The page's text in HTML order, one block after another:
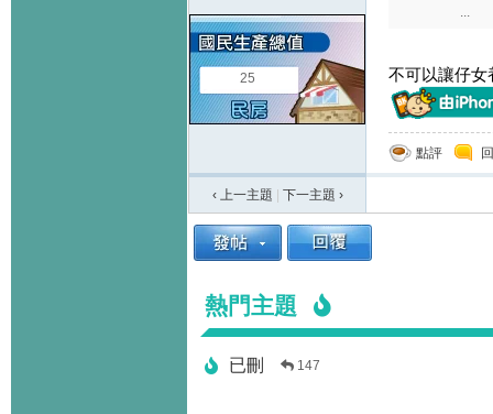
25
...
不可以讓仔女
點評
‹ 上一主題 下一主題 ›
熱門主題
已刪 147